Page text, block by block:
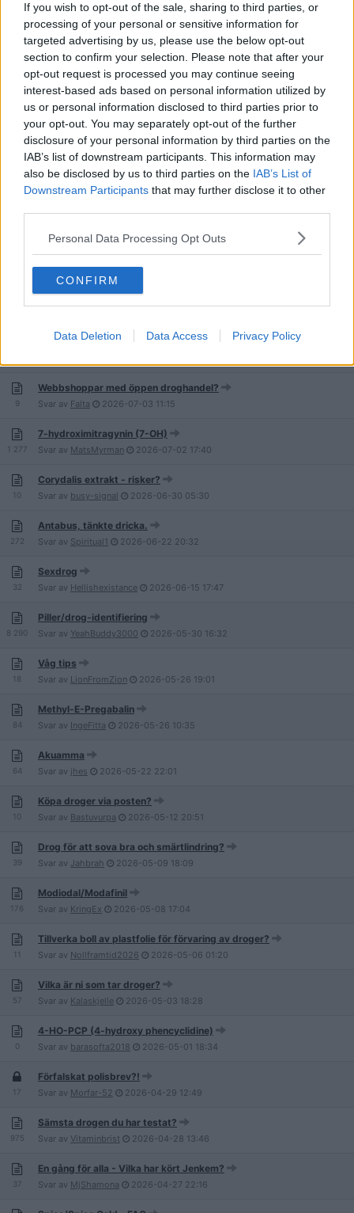
If you wish to opt-out of the sale, sharing to third parties, or
processing of your personal or sensitive information for
targeted advertising by us, please use the below opt-out
section to confirm your selection. Please note that after your
opt-out request is processed you may continue seeing
interest-based ads based on personal information utilized by
us or personal information disclosed to third parties prior to
your opt-out. You may separately opt-out of the further
disclosure of your personal information by third parties on the
IAB’s list of downstream participants. This information may
also be disclosed by us to third parties on the IAB’s List of
Downstream Participants that may further disclose it to other
Personal Data Processing Opt Outs
CONFIRM
Data Deletion Data Access Privacy Policy
GHB / GBL / 1,4-BD / Gobbe (Sammanslagen)
Svar av IngeFitta 2026-07-15
Vem är läderlasse?
Morfar-52 2026-07-12
Droger från förr som vi älskar och saknar
Svar avIngeFitta 2026-07-1200:09
Hjortons pulver
Svar av MobbadeJessica 2026-07-1118:31
Svar avWalterGul 2026-07-10
Voxra, (Bupropionhydroklorid) Att flumma på
Bli drogad på krogen, en modern myt? (sammanfogade trådar)
9
Webbshoppar med öppen droghandel?
Svar av Falta 2026-07-03 11:15
1 277
7-hydroximitragynin (7-OH)
Svar av MatsMyrman 2026-07-02 17:40
10
Corydalis extrakt - risker?
Svar av busy-signal 2026-06-30 05:30
272
Antabus, tänkte dricka.
Svar av Spiritual1 2026-06-22 20:32
32
Sexdrog
Svar av Hellishexistance 2026-06-15 17:47
8 290
Piller/drog-identifiering
Svar av YeahBuddy3000 2026-05-30 16:32
18
Våg tips
Svar av LionFromZion 2026-05-26 19:01
84
Methyl-E-Pregabalin
Svar av IngeFitta 2026-05-26 10:35
64
Akuamma
Svar av jhes 2026-05-22 22:01
10
Köpa droger via posten?
Svar av Bastuvurpa 2026-05-12 20:51
39
Drog för att sova bra och smärtlindring?
Svar av Jahbrah 2026-05-09 18:09
176
Modiodal/Modafinil
Svar av KringEx 2026-05-08 17:04
11
Tillverka boll av plastfolie för förvaring av droger?
Svar av Nollframtid2026 2026-05-06 01:20
57
Vilka är ni som tar droger?
Svar av Kalaskjelle 2026-05-03 18:28
0
4-HO-PCP (4-hydroxy phencyclidine)
Svar av barasofta2018 2026-05-01 18:34
17
Förfalskat polisbrev?!
Svar av Morfar-52 2026-04-29 12:49
975
Sämsta drogen du har testat?
Svar av Vitaminbrist 2026-04-28 13:46
37
En gång för alla - Vilka har kört Jenkem?
Svar av MjShamona 2026-04-27 22:16